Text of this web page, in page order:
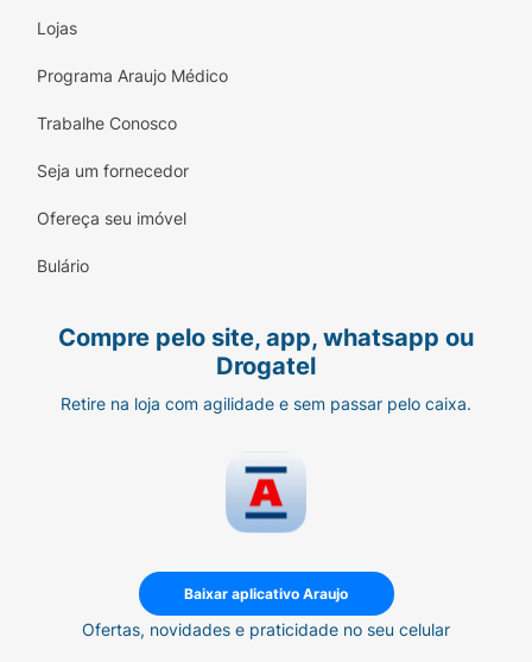
Lojas
Programa Araujo Médico
Trabalhe Conosco
Seja um fornecedor
Ofereça seu imóvel
Bulário
Compre pelo site, app, whatsapp ou
Drogatel
Retire na loja com agilidade e sem passar pelo caixa.
Baixar aplicativo Araujo
Ofertas, novidades e praticidade no seu celular